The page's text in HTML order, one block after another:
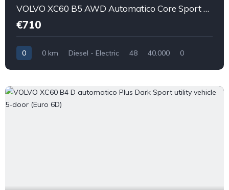
VOLVO XC60 B5 AWD Automatico Core Sport Utility Vehicle 5-Door (Euro 6D)
€710
0 0 km Diesel - Electric 48 40.000 0